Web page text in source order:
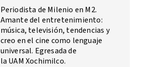
Periodista de Milenio en M2.
Amante del entretenimiento:
música, televisión, tendencias y
creo en el cine como lenguaje
universal. Egresada de
la UAM Xochimilco.